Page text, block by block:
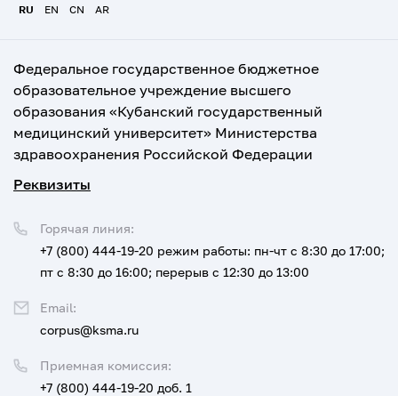
RU EN CN AR
Федеральное государственное бюджетное
образовательное учреждение высшего
образования «Кубанский государственный
медицинский университет» Министерства
здравоохранения Российской Федерации
Реквизиты
Приемная комиссия:
+7 (800) 444-19-20 доб. 1
Горячая линия:
+7 (800) 444-19-20 режим работы: пн-чт с 8:30 до 17:00;
пт с 8:30 до 16:00; перерыв с 12:30 до 13:00
Email:
corpus@ksma.ru